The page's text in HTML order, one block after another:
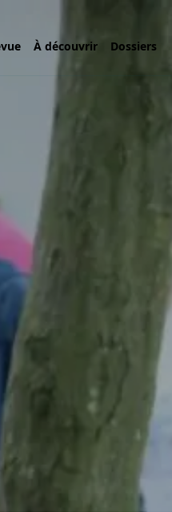
À découvrir Dossiers